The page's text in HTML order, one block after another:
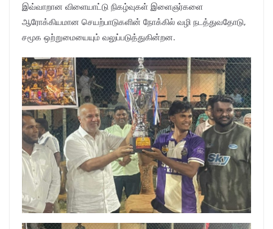
இவ்வாறான விளையாட்டு நிகழ்வுகள் இளைஞர்களை
ஆரோக்கியமான செயற்பாடுகளின் நோக்கில் வழி நடத்துவதோடு,
சமூக ஒற்றுமையையும் வலுப்படுத்துகின்றன.